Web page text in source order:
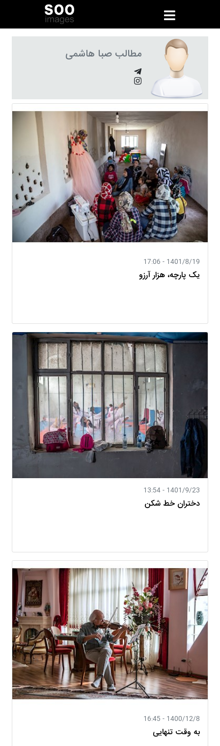
مطالب صبا هاشمی
1401/8/19 - 17:06
یک پارچه، هزار آرزو
1401/9/23 - 13:54
دختران خط شکن
1400/12/8 - 16:45
به وقت تنهایی